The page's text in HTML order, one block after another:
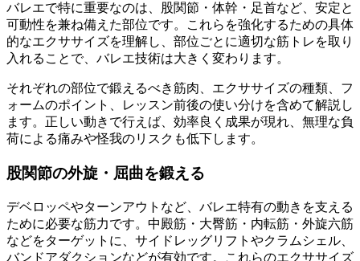
バレエで特に重要なのは、股関節・体幹・足首など、安定と
可動性を兼ね備えた部位です。これらを強化するための具体
的なエクササイズを理解し、部位ごとに適切な筋トレを取り
入れることで、バレエ技術は大きく変わります。
それぞれの部位で鍛えるべき筋肉、エクササイズの種類、フ
ォームのポイント、レッスン前後の使い分けを含めて解説し
ます。正しい動きで行えば、効率良く成果が現れ、無理な負
荷による痛みや怪我のリスクも低下します。
股関節の外旋・屈曲を鍛える
デベロッペやターンアウトなど、バレエ特有の動きを支える
ために必要な筋力です。中殿筋・大臀筋・内転筋・外旋六筋
などをターゲットに、サイドレッグリフトやクラムシェル、
バンドアダクションなどが有効です。これらのエクササイズ